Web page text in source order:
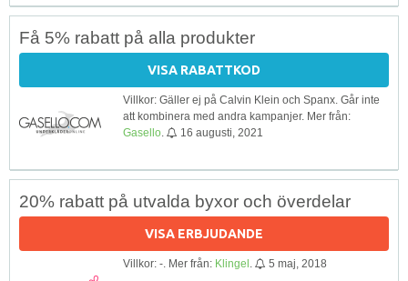
Få 5% rabatt på alla produkter
VISA RABATTKOD
Villkor: Gäller ej på Calvin Klein och Spanx. Går inte
att kombinera med andra kampanjer. Mer från:
Gasello
16 augusti, 2021
20% rabatt på utvalda byxor och överdelar
VISA ERBJUDANDE
Villkor: -. Mer från: Klingel 5 maj, 2018